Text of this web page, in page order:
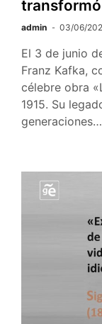
admin 03/06/
El 3 de junio
Franz Kafka,
célebre obra
1915. Su
generaciones…